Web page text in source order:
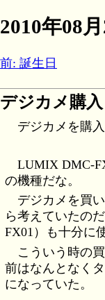
2010年08
前: 誕生日
デジカメ購入
デジカメを購
LUMIX DMC-
の機種だな。
デジカメを買
ら考えていたの
FX01）も十分に
こういう時の
前はなんとなく
になっていた。